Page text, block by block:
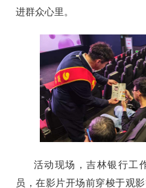
进群众心里。
活动现场，吉林银行工
员，在影片开场前穿梭于观